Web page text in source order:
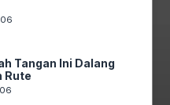
Tangan Ini Dalang
Rute